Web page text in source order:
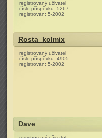
registrovaný uživatel
číslo příspěvku: 5267
registrován: 5-2002
Rosta_kolmix
registrovaný uživatel
číslo příspěvku: 4905
registrován: 5-2002
Dave